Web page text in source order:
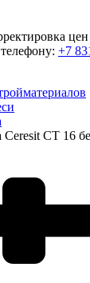
+7
Ceresit CT 16